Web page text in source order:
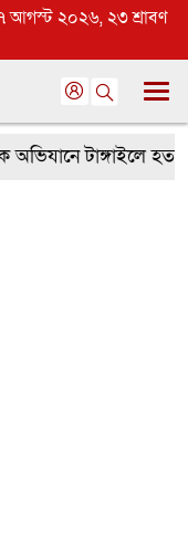
আগস্ট ২০২৬, ২৩ শ্রাবণ
টাঙ্গাইলে